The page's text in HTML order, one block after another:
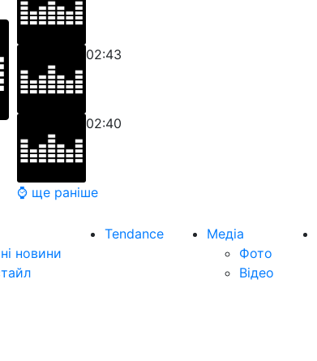
02:43
02:40
⌚ ще раніше
новини
Tendance
Медіа
Фото
Відео